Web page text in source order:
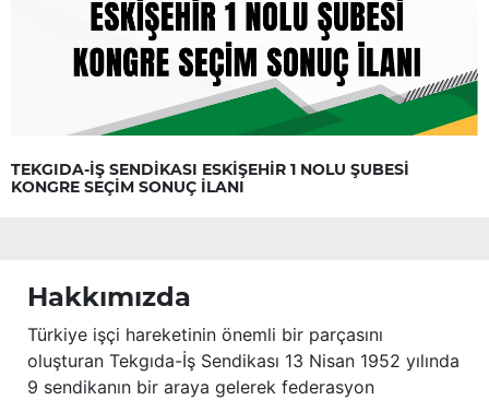
TEKGIDA-İŞ SENDİKASI ESKİŞEHİR 1 NOLU ŞUBESİ
KONGRE SEÇİM SONUÇ İLANI
Hakkımızda
Türkiye işçi hareketinin önemli bir parçasını
oluşturan Tekgıda-İş Sendikası 13 Nisan 1952 yılında
9 sendikanın bir araya gelerek federasyon